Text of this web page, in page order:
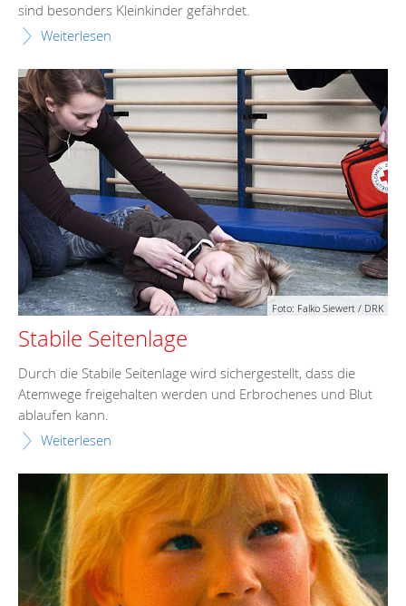
sind besonders Kleinkinder gefährdet.
Weiterlesen
Foto: Falko Siewert / DRK
Stabile Seitenlage
Durch die Stabile Seitenlage wird sichergestellt, dass die
Atemwege freigehalten werden und Erbrochenes und Blut
ablaufen kann.
Weiterlesen